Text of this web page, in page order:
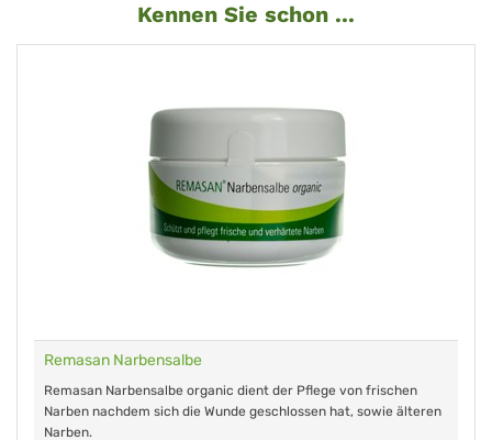
Kennen Sie schon ...
Remasan Narbensalbe
Remasan Narbensalbe organic dient der Pflege von frischen
Narben nachdem sich die Wunde geschlossen hat, sowie älteren
Narben.